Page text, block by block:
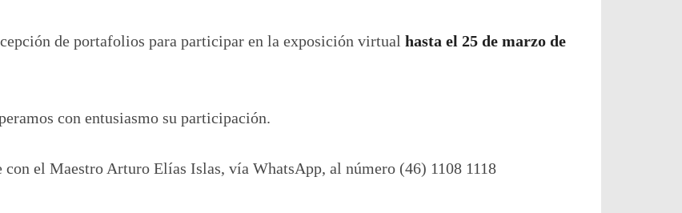
de portafolios para participar en la exposición virtual hasta el 25 de marzo de
con entusiasmo su participación.
con el Maestro Arturo Elías Islas, vía WhatsApp, al número (46) 1108 1118